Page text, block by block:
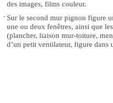
des images, films couleur.
Sur le second mur pignon figure
une ou deux fenêtres, ainsi que
(plancher, liaison mur-toiture,
d’un petit ventilateur, figure dans